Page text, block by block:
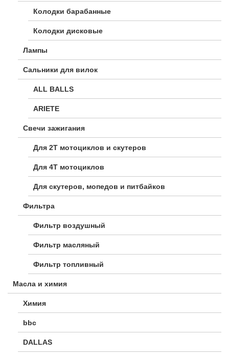
Колодки барабанные
Колодки дисковые
Лампы
Сальники для вилок
ALL BALLS
ARIETE
Свечи зажигания
Для 2Т мотоциклов и скутеров
Для 4Т мотоциклов
Для скутеров, мопедов и питбайков
Фильтра
Фильтр воздушный
Фильтр масляный
Фильтр топливный
Масла и химия
Химия
bbc
DALLAS